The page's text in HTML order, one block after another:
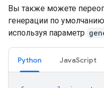
Вы также можете
генерации по
используя параметр
Python JavaScript